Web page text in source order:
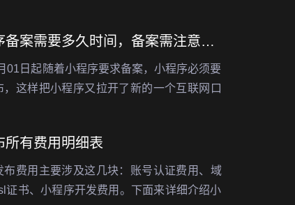
微信小程序备案需要多久时间，备案需注意些什么
01日起随着小程序要求备案，小程序必须要
，这样把小程序又拉开了新的一个互联网口
所有费用明细表
布费用主要涉及这几块：账号认证费用、域
证书、小程序开发费用。下面来详细介绍小